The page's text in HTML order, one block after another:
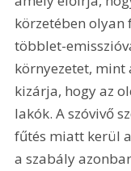
körzetében
többlet-
környezetet, mint
kizárja, hogy az
lakók. A szóvivő
fűtés miatt kerül
a szabály